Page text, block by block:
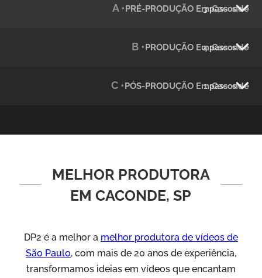
Julândia
Green Process
Vídeos de Produtos e Serviços
A •PRÉ-PRODUÇÃO Em Caconde
3 passos
B •PRODUÇÃO Em Caconde
4 passos
C •PÓS-PRODUÇÃO Em Caconde
1 passos
MELHOR PRODUTORA
EM CACONDE, SP
DP2 é a melhor a melhor produtora de vídeos de
São Paulo, com mais de 20 anos de experiência,
transformamos ideias em vídeos que encantam